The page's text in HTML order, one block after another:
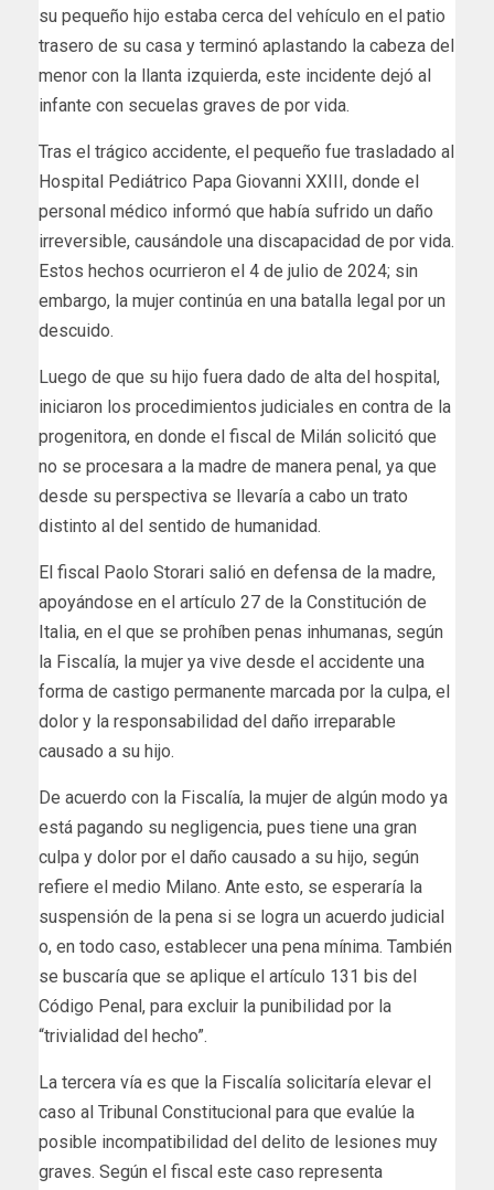
su pequeño hijo estaba cerca del vehículo en el patio
trasero de su casa y terminó aplastando la cabeza del
menor con la llanta izquierda, este incidente dejó al
infante con secuelas graves de por vida.
Tras el trágico accidente, el pequeño fue trasladado al
Hospital Pediátrico Papa Giovanni XXIII, donde el
personal médico informó que había sufrido un daño
irreversible, causándole una discapacidad de por vida.
Estos hechos ocurrieron el 4 de julio de 2024; sin
embargo, la mujer continúa en una batalla legal por un
descuido.
Luego de que su hijo fuera dado de alta del hospital,
iniciaron los procedimientos judiciales en contra de la
progenitora, en donde el fiscal de Milán solicitó que
no se procesara a la madre de manera penal, ya que
desde su perspectiva se llevaría a cabo un trato
distinto al del sentido de humanidad.
El fiscal Paolo Storari salió en defensa de la madre,
apoyándose en el artículo 27 de la Constitución de
Italia, en el que se prohíben penas inhumanas, según
la Fiscalía, la mujer ya vive desde el accidente una
forma de castigo permanente marcada por la culpa, el
dolor y la responsabilidad del daño irreparable
causado a su hijo.
De acuerdo con la Fiscalía, la mujer de algún modo ya
está pagando su negligencia, pues tiene una gran
culpa y dolor por el daño causado a su hijo, según
refiere el medio Milano. Ante esto, se esperaría la
suspensión de la pena si se logra un acuerdo judicial
o, en todo caso, establecer una pena mínima. También
se buscaría que se aplique el artículo 131 bis del
Código Penal, para excluir la punibilidad por la
“trivialidad del hecho”.
La tercera vía es que la Fiscalía solicitaría elevar el
caso al Tribunal Constitucional para que evalúe la
posible incompatibilidad del delito de lesiones muy
graves. Según el fiscal este caso representa